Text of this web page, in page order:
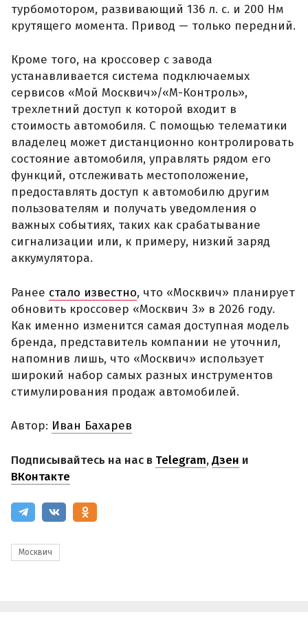
турбомотором, развивающий 136 л. с. и 200 Нм
крутящего момента. Привод — только передний.
Кроме того, на кроссовер с завода
устанавливается система подключаемых
сервисов «Мой Москвич»/«М-Контроль»,
трехлетний доступ к которой входит в
стоимость автомобиля. С помощью телематики
владелец может дистанционно контролировать
состояние автомобиля, управлять рядом его
функций, отслеживать местоположение,
предоставлять доступ к автомобилю другим
пользователям и получать уведомления о
важных событиях, таких как срабатывание
сигнализации или, к примеру, низкий заряд
аккумулятора.
Ранее стало известно, что «Москвич» планирует
обновить кроссовер «Москвич 3» в 2026 году.
Как именно изменится самая доступная модель
бренда, представитель компании не уточнил,
напомнив лишь, что «Москвич» использует
широкий набор самых разных инструментов
стимулирования продаж автомобилей.
Автор: Иван Бахарев
Подписывайтесь на нас в Telegram,Дзен и
ВКонтакте
Москвич